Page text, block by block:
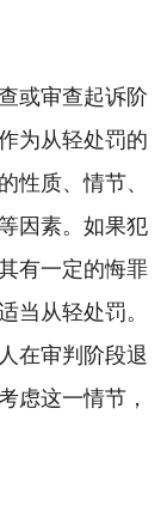
或审查起诉阶
为从轻处罚的
性质、情节、
因素。如果犯
有一定的悔罪
当从轻处罚。
在审判阶段退
虑这一情节，